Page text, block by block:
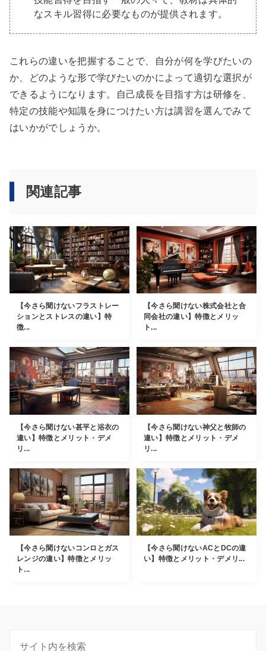
なスキル習得に必要なものが提供されます。
これらの違いを把握することで、自分が何を学びたいの
か、どのような形で学びたいのかによって適切な選択が
できるようになります。自己成長を目指す方は研修を、
特定の技能や知識を身につけたい方は講習を選んでみて
はいかがでしょうか。
関連記事
【今さら聞けないフラストレー
ションとストレスの違い】特
徴...
【今さら聞けない株式会社と合
同会社の違い】特徴とメリッ
ト...
【今さら聞けない甚平と浴衣の
違い】特徴とメリット・デメ
リ...
【今さら聞けない神父と牧師の
違い】特徴とメリット・デメ
リ...
【今さら聞けないコンロとガス
レンジの違い】特徴とメリッ
ト...
【今さら聞けないACとDCの違
い】特徴とメリット・デメリ...